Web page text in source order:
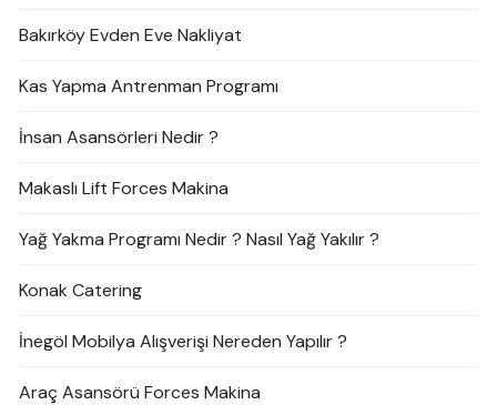
Bakırköy Evden Eve Nakliyat
Kas Yapma Antrenman Programı
İnsan Asansörleri Nedir ?
Makaslı Lift Forces Makina
Yağ Yakma Programı Nedir ? Nasıl Yağ Yakılır ?
Konak Catering
İnegöl Mobilya Alışverişi Nereden Yapılır ?
Araç Asansörü Forces Makina